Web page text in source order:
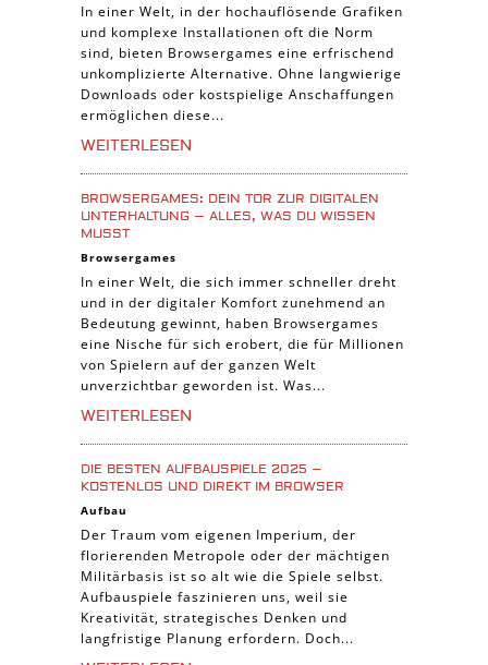
Piraten Spiele
Sport Spiele
Pferde Spiele
Simulation Spiele
Tier Spiele
Casual Spiele
Abenteuer Spiele
Online Spiele
3-Gewinnt Spiele
Trading Card Spiele
Manager Spiele
In einer Welt, in der hochauflösende Grafiken
und komplexe Installationen oft die Norm
sind, bieten Browsergames eine erfrischend
unkomplizierte Alternative. Ohne langwierige
Downloads oder kostspielige Anschaffungen
ermöglichen diese...
WEITERLESEN
BROWSERGAMES: DEIN TOR ZUR DIGITALEN
UNTERHALTUNG – ALLES, WAS DU WISSEN
MUSST
Browsergames
In einer Welt, die sich immer schneller dreht
und in der digitaler Komfort zunehmend an
Bedeutung gewinnt, haben Browsergames
eine Nische für sich erobert, die für Millionen
von Spielern auf der ganzen Welt
unverzichtbar geworden ist. Was...
WEITERLESEN
DIE BESTEN AUFBAUSPIELE 2025 –
KOSTENLOS UND DIREKT IM BROWSER
Aufbau
Der Traum vom eigenen Imperium, der
florierenden Metropole oder der mächtigen
Militärbasis ist so alt wie die Spiele selbst.
Aufbauspiele faszinieren uns, weil sie
Kreativität, strategisches Denken und
langfristige Planung erfordern. Doch...